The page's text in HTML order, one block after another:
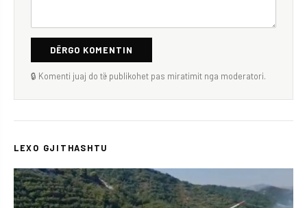
DËRGO KOMENTIN
🔒 Komenti juaj do të publikohet pas miratimit nga moderatori.
LEXO GJITHASHTU